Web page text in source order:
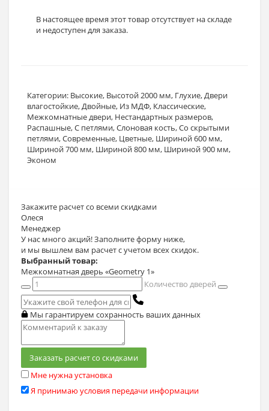
В настоящее время этот товар отсутствует на складе
и недоступен для заказа.
Категории: Высокие, Высотой 2000 мм, Глухие,Двери
влагостойкие,Двойные, Из МДФ, Классические,
Межкомнатные двери, Нестандартных размеров,
Распашные,С петлями,Слоновая кость,Со скрытыми
петлями,Современные, Цветные, Шириной 600 мм,
Шириной 700 мм, Шириной 800 мм, Шириной 900 мм,
Эконом
Закажите расчетсо всеми скидками
Олеся
Менеджер
У нас много акций! Заполните форму ниже,
и мы вышлем вам расчет с учетом всех скидок.
Выбранный товар:
Межкомнатная дверь «Geometry 1»
Количество дверей
Мы гарантируем сохранность ваших данных
Заказать расчет со скидками
Мне нужна установка
Я принимаю условия передачи информации